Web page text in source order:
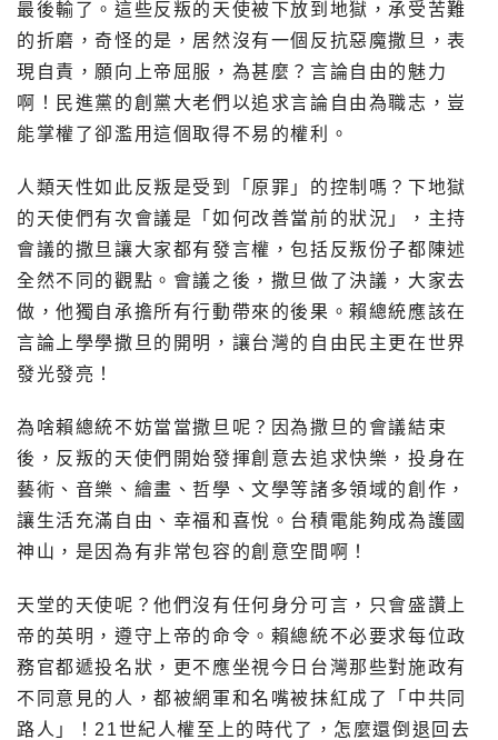
最後輸了。這些反叛的天使被下放到地獄，承受苦難
的折磨，奇怪的是，居然沒有一個反抗惡魔撒旦，表
現自責，願向上帝屈服，為甚麼？言論自由的魅力
啊！民進黨的創黨大老們以追求言論自由為職志，豈
能掌權了卻濫用這個取得不易的權利。
人類天性如此反叛是受到「原罪」的控制嗎？下地獄
的天使們有次會議是「如何改善當前的狀況」，主持
會議的撒旦讓大家都有發言權，包括反叛份子都陳述
全然不同的觀點。會議之後，撒旦做了決議，大家去
做，他獨自承擔所有行動帶來的後果。賴總統應該在
言論上學學撒旦的開明，讓台灣的自由民主更在世界
發光發亮！
為啥賴總統不妨當當撒旦呢？因為撒旦的會議結束
後，反叛的天使們開始發揮創意去追求快樂，投身在
藝術、音樂、繪畫、哲學、文學等諸多領域的創作，
讓生活充滿自由、幸福和喜悅。台積電能夠成為護國
神山，是因為有非常包容的創意空間啊！
天堂的天使呢？他們沒有任何身分可言，只會盛讚上
帝的英明，遵守上帝的命令。賴總統不必要求每位政
務官都遞投名狀，更不應坐視今日台灣那些對施政有
不同意見的人，都被網軍和名嘴被抹紅成了「中共同
路人」！21世紀人權至上的時代了，怎麼還倒退回去